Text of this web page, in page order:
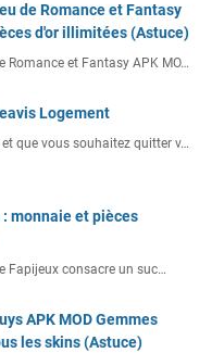
de Romance et Fantasy
d'or illimitées (Astuce)
Romance et Fantasy APK MO…
Logement
que vous souhaitez quitter v…
: monnaie et pièces
Fapijeux consacre un suc…
APK MOD Gemmes
les skins (Astuce)